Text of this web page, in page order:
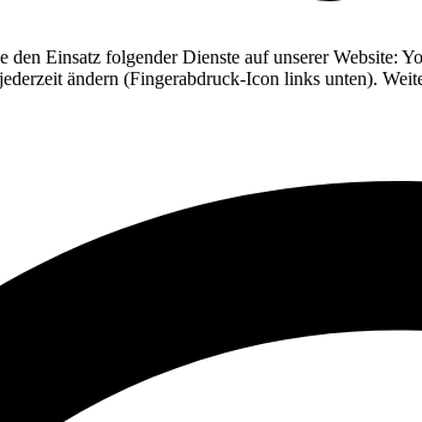
Einsatz folgender Dienste auf unserer
ändern (Fingerabdruck-Icon links unten).